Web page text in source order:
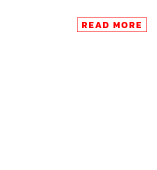
ทำไมภูมิใจไทยต้องยื่นสอบปมขับปดิพัทธ์
READ MORE